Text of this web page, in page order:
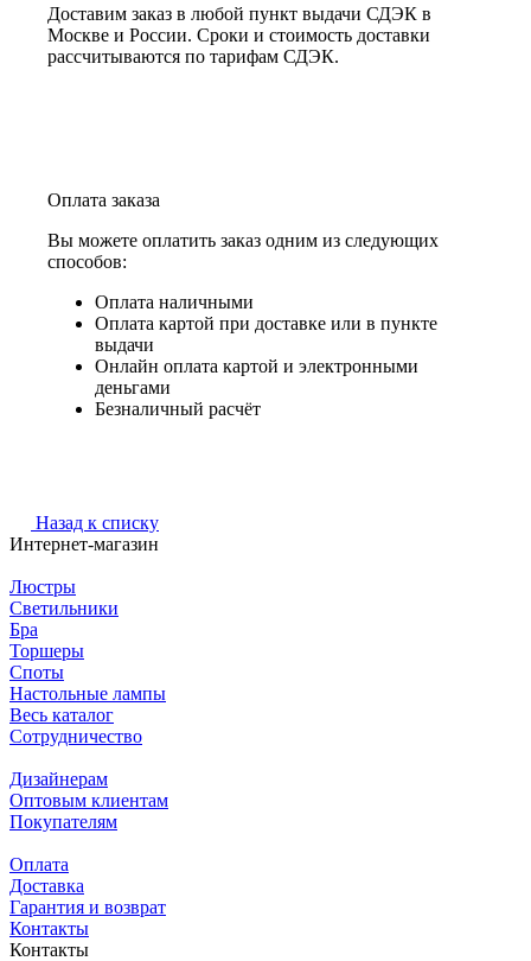
Доставим заказ в любой пункт выдачи СДЭК в
Москве и России. Сроки и стоимость доставки
рассчитываются по тарифам СДЭК.
Оплата заказа
Вы можете оплатить заказ одним из следующих
способов:
Оплата наличными
Оплата картой при доставке или в пункте
выдачи
Онлайн оплата картой и электронными
деньгами
Безналичный расчёт
Назад к списку
Интернет-магазин
Люстры
Светильники
Бра
Торшеры
Споты
Настольные лампы
Весь каталог
Сотрудничество
Дизайнерам
Оптовым клиентам
Покупателям
Оплата
Доставка
Гарантия и возврат
Контакты
Контакты